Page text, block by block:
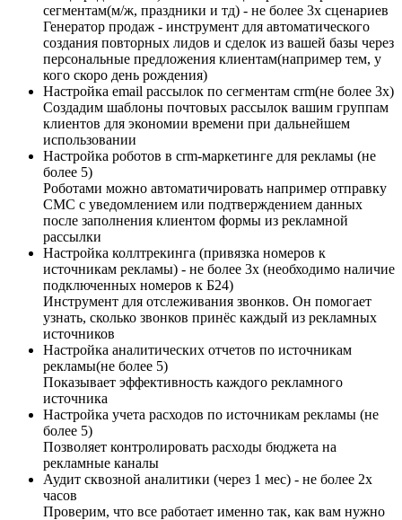
сегментам(м/ж, праздники и тд) - не более 3х сценариев
Генератор продаж - инструмент для автоматического
создания повторных лидов и сделок из вашей базы через
персональные предложения клиентам(например тем, у
кого скоро день рождения)
Настройка email рассылок по сегментам crm(не более 3х)
Создадим шаблоны почтовых рассылок вашим группам
клиентов для экономии времени при дальнейшем
использовании
Настройка роботов в crm-маркетинге для рекламы (не
более 5)
Роботами можно автоматичировать например отправку
СМС с уведомлением или подтверждением данных
после заполнения клиентом формы из рекламной
рассылки
Настройка коллтрекинга (привязка номеров к
источникам рекламы) - не более 3х (необходимо наличие
подключенных номеров к Б24)
Инструмент для отслеживания звонков. Он помогает
узнать, сколько звонков принёс каждый из рекламных
источников
Настройка аналитических отчетов по источникам
рекламы(не более 5)
Показывает эффективность каждого рекламного
источника
Настройка учета расходов по источникам рекламы (не
более 5)
Позволяет контролировать расходы бюджета на
рекламные каналы
Аудит сквозной аналитики (через 1 мес) - не более 2х
часов
Проверим, что все работает именно так, как вам нужно